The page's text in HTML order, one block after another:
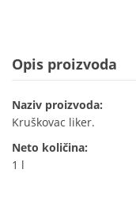
Opis proizvoda
Naziv proizvoda:
Kruškovac liker.
Neto količina:
1 l